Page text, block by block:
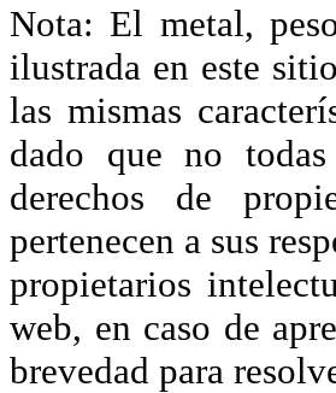
Nota: El metal,
ilustrada en este
las mismas
dado que no
derechos de
pertenecen a sus
propietarios
web, en caso de
brevedad para